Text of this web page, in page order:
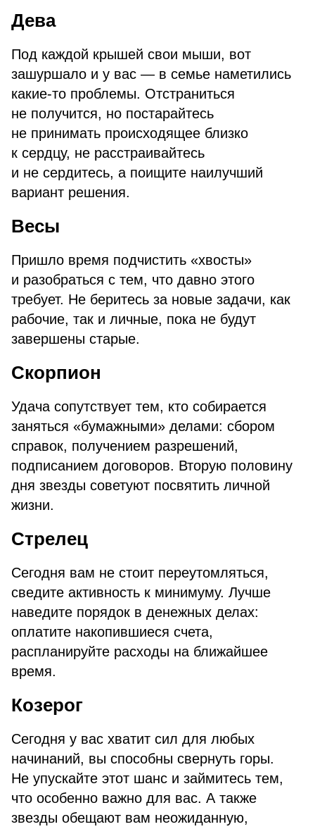
Дева
Под каждой крышей свои мыши, вот
зашуршало и у вас — в семье наметились
какие-то проблемы. Отстраниться
не получится, но постарайтесь
не принимать происходящее близко
к сердцу, не расстраивайтесь
и не сердитесь, а поищите наилучший
вариант решения.
Весы
Пришло время подчистить «хвосты»
и разобраться с тем, что давно этого
требует. Не беритесь за новые задачи, как
рабочие, так и личные, пока не будут
завершены старые.
Скорпион
Удача сопутствует тем, кто собирается
заняться «бумажными» делами: сбором
справок, получением разрешений,
подписанием договоров. Вторую половину
дня звезды советуют посвятить личной
жизни.
Стрелец
Сегодня вам не стоит переутомляться,
сведите активность к минимуму. Лучше
наведите порядок в денежных делах:
оплатите накопившиеся счета,
распланируйте расходы на ближайшее
время.
Козерог
Сегодня у вас хватит сил для любых
начинаний, вы способны свернуть горы.
Не упускайте этот шанс и займитесь тем,
что особенно важно для вас. А также
звезды обещают вам неожиданную,